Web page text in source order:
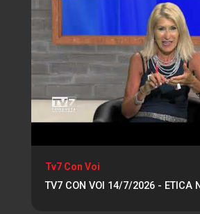
Tv7 Con Voi
TV7 CON VOI 14/7/2026 - ETICA